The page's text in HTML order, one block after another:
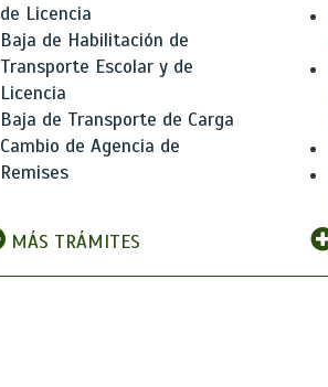
de Licencia
Baja de Habilitación de
Transporte Escolar y de
Licencia
Baja de Transporte de Carga
Cambio de Agencia de
Remises
MÁS TRÁMITES